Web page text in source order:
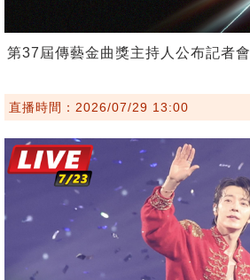
第37屆傳藝金曲獎主持人公布記者會
直播時間：2026/07/29 13:00